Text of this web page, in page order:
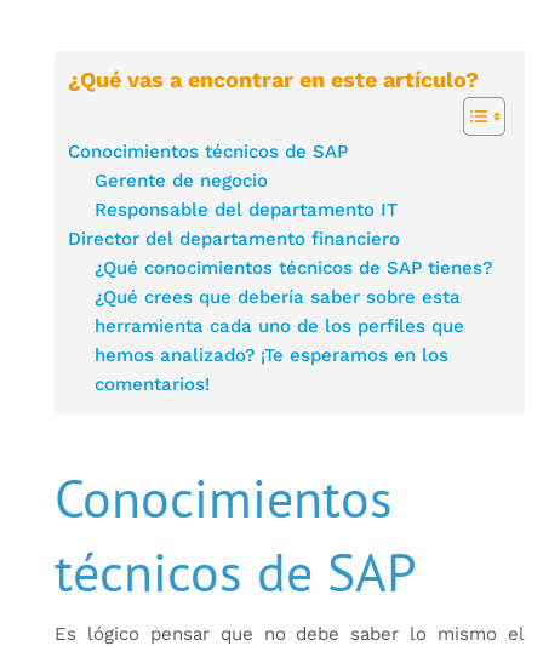
¿Qué vas a encontrar en este artículo?
Conocimientos técnicos de SAP
Gerente de negocio
Responsable del departamento IT
Director del departamento financiero
¿Qué conocimientos técnicos de SAP tienes?
¿Qué crees que debería saber sobre esta
herramienta cada uno de los perfiles que
hemos analizado? ¡Te esperamos en los
comentarios!
Conocimientos
técnicos de SAP
Es lógico pensar que no debe saber lo mismo el